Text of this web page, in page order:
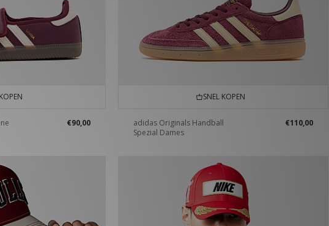
€90,00
SNEL KOPEN
adidas Originals Handball
Spezial Dames
€110,00